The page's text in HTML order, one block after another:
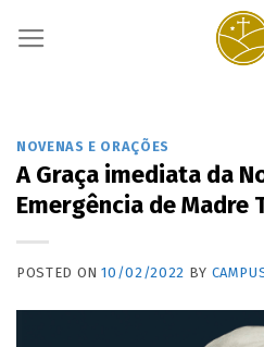
NOVENAS E ORAÇÕES
A Graça imediata da
Emergência de Madre
POSTED ON10/02/2022 BY